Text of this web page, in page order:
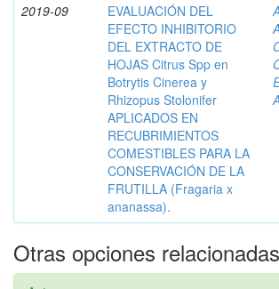
2019-09
EVALUACIÓN DEL
EFECTO INHIBITORIO
DEL EXTRACTO DE
HOJAS Citrus Spp en
Botrytis Cinerea y
Rhizopus Stolonifer
APLICADOS EN
RECUBRIMIENTOS
COMESTIBLES PARA LA
CONSERVACIÓN DE LA
FRUTILLA (Fragaria x
ananassa).
Otras opciones relacionadas